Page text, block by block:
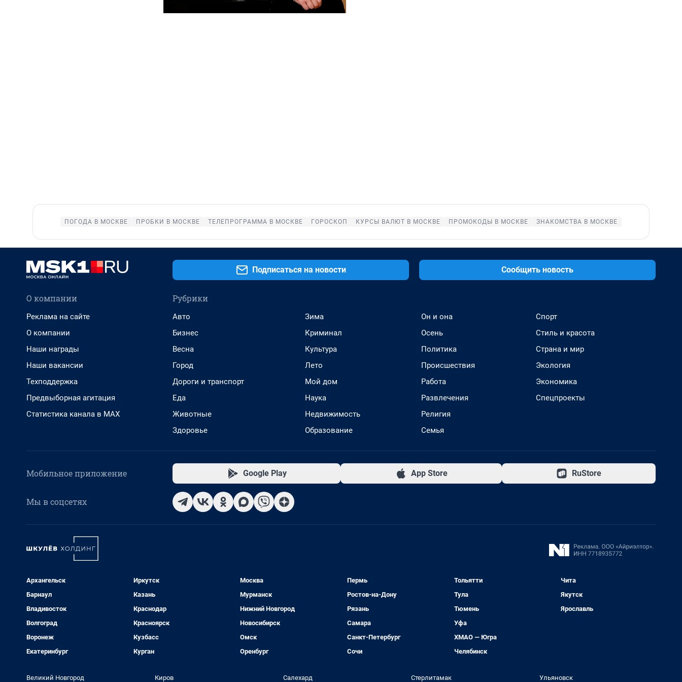
ПОГОДА В МОСКВЕ ПРОБКИ В МОСКВЕ ТЕЛЕПРОГРАММА В МОСКВЕ ГОРОСКОП КУРСЫ ВАЛЮТ В МОСКВЕ ПРОМОКОДЫ В МОСКВЕ ЗНАКОМСТВА В МОСКВЕ
Подписаться на новости Сообщить новость
О компании
Реклама на сайте
О компании
Наши награды
Наши вакансии
Техподдержка
Предвыборная агитация
Статистика канала в MAX
Рубрики
Авто
Бизнес
Весна
Город
Дороги и транспорт
Еда
Животные
Здоровье
Зима
Криминал
Культура
Лето
Мой дом
Наука
Недвижимость
Образование
Он и она
Осень
Политика
Происшествия
Работа
Развлечения
Религия
Семья
Спорт
Стиль и красота
Страна и мир
Экология
Экономика
Спецпроекты
Мобильное приложение Google Play App Store RuStore
Мы в соцсетях
Архангельск
Барнаул
Владивосток
Волгоград
Воронеж
Екатеринбург
Иркутск
Казань
Краснодар
Красноярск
Кузбасс
Курган
Москва
Мурманск
Нижний Новгород
Новосибирск
Омск
Оренбург
Пермь
Ростов-на-Дону
Рязань
Самара
Санкт-Петербург
Сочи
Тольятти
Тула
Тюмень
Уфа
ХМАО — Югра
Челябинск
Чита
Якутск
Ярославль
Великий Новгород Киров Салехард Стерлитамак Ульяновск